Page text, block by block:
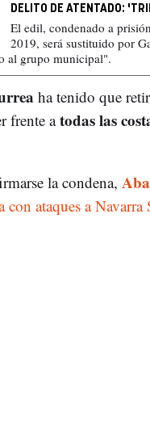
DELITO DE ATENTADO:
El edil, condenado a
2019, será sustituido por
al grupo municipal".
ha tenido que
frente atodas las
la condena,
ataques a